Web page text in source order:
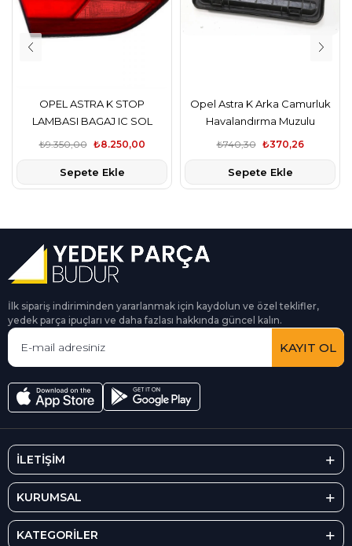
OPEL ASTRA K STOP
LAMBASI BAGAJ IC SOL
LEDSIZ₺8.250,00
₺9.350,00
Sepete Ekle
Opel Astra K Arka Camurluk
Havalandırma Muzulu
General Motors
₺370,26
₺740,30
Sepete Ekle
İlk sipariş indiriminden yararlanmak için kaydolun ve özel teklifler,
yedek parça ipuçları ve daha fazlası hakkında güncel kalın.
KAYIT OL
İLETİŞİM
KURUMSAL
KATEGORİLER